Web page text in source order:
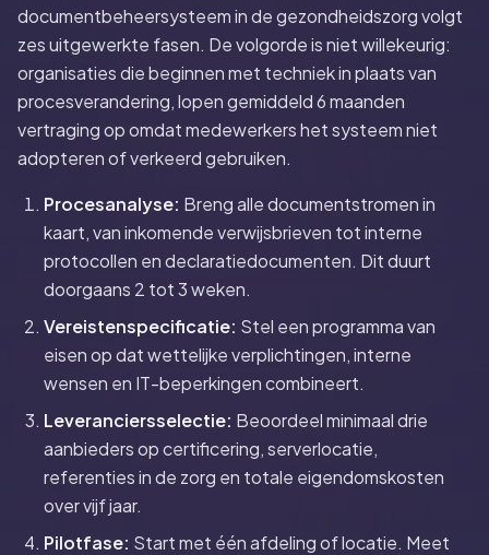
documentbeheersysteem in de gezondheidszorg volgt
zes uitgewerkte fasen. De volgorde is niet willekeurig:
organisaties die beginnen met techniek in plaats van
procesverandering, lopen gemiddeld 6 maanden
vertraging op omdat medewerkers het systeem niet
adopteren of verkeerd gebruiken.
Procesanalyse: Breng alle documentstromen in
kaart, van inkomende verwijsbrieven tot interne
protocollen en declaratiedocumenten. Dit duurt
doorgaans 2 tot 3 weken.
Vereistenspecificatie: Stel een programma van
eisen op dat wettelijke verplichtingen, interne
wensen en IT-beperkingen combineert.
Leveranciersselectie: Beoordeel minimaal drie
aanbieders op certificering, serverlocatie,
referenties in de zorg en totale eigendomskosten
over vijf jaar.
Pilotfase: Start met één afdeling of locatie. Meet